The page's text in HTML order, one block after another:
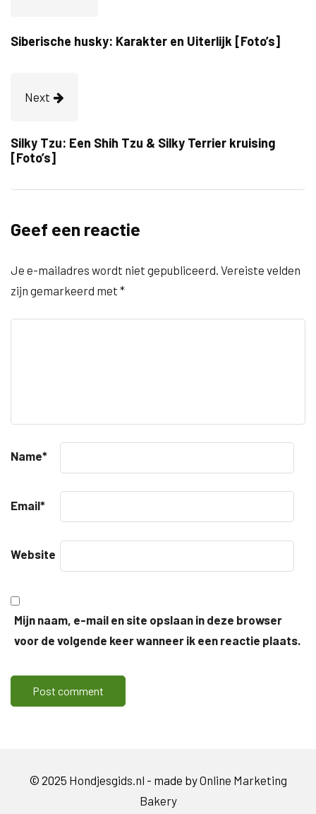
Siberische husky: Karakter en Uiterlijk [Foto’s]
Next
Silky Tzu: Een Shih Tzu & Silky Terrier kruising
[Foto’s]
Geef een reactie
Je e-mailadres wordt niet gepubliceerd. Vereiste velden
zijn gemarkeerd met *
Name*
Email*
Website
Mijn naam, e-mail en site opslaan in deze browser
voor de volgende keer wanneer ik een reactie plaats.
© 2025 Hondjesgids.nl - made byOnline Marketing
Bakery